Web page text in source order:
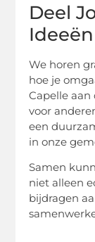
Deel
Ideeën
We horen
hoe je
Capelle aan
voor
een
in onze
Samen
niet alleen
bijdragen